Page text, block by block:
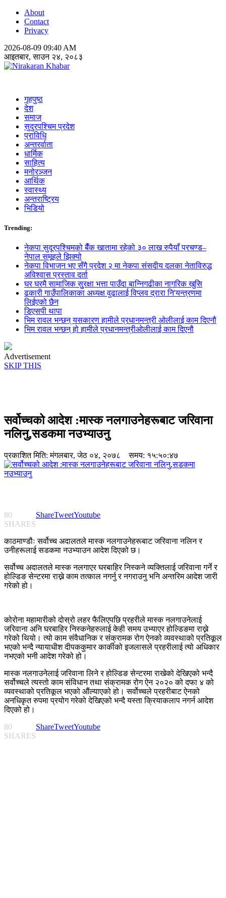
About
Contact
Privacy
2026-08-09 09:40 AM
आइतबार, साउन २४, २०८३
गृहपुष्ठ
देश
समाज
सुदुरपश्चिम प्रदेश
प्राविधि
अन्तरर्वाता
धार्मिक
साहित्य
मनोरञ्जन
आर्थिक
स्वास्थ्य
अन्तराष्ट्रिय
भिडियो
Trending:
नेकपा सुदूरपश्चिमको बैँक खातामा रहेको ३० लाख रुपैयाँ प्रचण्ड–
नेपाल समूहले झिक्य‍ो
नेकपा विभाजन भए सँगै प्रदेश २ मा नेकपा संसदीय दलका नेताविरुद्ध
अविश्वास प्रस्ताव दर्ता
घर घरमै सामाजिक सुुरक्षा भत्ता पाउँदा बान्निगढीका नागरिक खुसि
ढकारी गाउँपालिकाका अध्यक्ष वुढालाई विप्लव द्रारा नि'यन्त्रणमा
लिईएको छैन
डिएसपी थापा
भिम रावल भन्छन् यसकारण हामीले प्रधानमन्त्री ओलीलाई काम दिएनौ
भिम रावल भन्छन् हो हामीले प्रधानमन्त्रीओलीलाई काम दिएनौ
Advertisement
SKIP THIS
सर्वोच्चको आदेश :मास्क नलगाउनेहरूबाट जरिवाना
नलिनु,सडकमा नउभ्याउनु
प्रकाशित मिति:मंगलबार, जेठ ०४, २०७८ समय: १५:५०:४७
80
SHARES
ShareTweetYoutube
काठमाण्डौः सर्वोच्च अदालतले मास्क नलगाउनेहरूबाट जरिवाना नलिन र
उनीहरूलाई सडकमा नउभ्याउन आदेश दिएको छ।
सर्वोच्च अदालतले मास्क नलगाएर घरबाहिर निस्कने व्यक्तिलाई जरिवाना गर्ने र
होल्डिङ सेन्टरमा राख्ने काम तत्काल नगर्नु र नगराउनु भनि अन्तरिम आदेश जारी
गरेको हो।
कोरोना महामारीको दोस्रो लहर फैलिएपछि प्रहरीले मास्क नलगाउनेलाई
जरिवाना अनि घरबाहिर निस्कनेहरुलाई केही समय उभ्याएर होल्डिङमा राख्ने
गरेको थियो। त्यो काम संवैधानिक र संक्रामक रोग ऐनको व्यवस्थाको प्रतिकूल
भएको भन्दै न्यायाधीश दीपककुमार कार्कीको इजलासले प्रहरीलाई त्यो अधिकार
नभएको भनी आदेश गरेको हो।
मास्क नलगाउनेलाई जरिवाना लिने र होल्डिङ सेन्टरमा राखेको देखिएको भन्दै
सर्वोच्चले त्यस्तो काम संविधान तथा संक्रामक रोग ऐन २०२० को दफा ४ को
व्यवस्थाको प्रतिकूल भएको औंल्याएको हो। सर्वोच्चले प्रहरीबाट ऐनको
अनधिकृत रुपमा प्रयोग गरेको देखिएको भन्दै यस्ता क्रियाकलाप नगर्न आदेश
दिएको हो।
80
SHARES
ShareTweetYoutube